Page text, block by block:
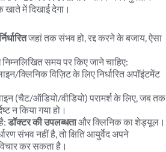
में दिखाई देगा।
जहां तक संभव हो, रद्द करने के बजाय, ऐसा
समय पर किए जाने चाहिए:
क्लिनिक विज़िट के लिए निर्धारित अपॉइंटमेंट
(चैट/ऑडियो/वीडियो) परामर्श के लिए, जब तक
न किया गया हो।
डॉक्टर की उपलब्धता और क्लिनिक का शेड्यूल।
संभव नहीं है, तो क्षिति आयुर्वेद अपने
कर सकता है।